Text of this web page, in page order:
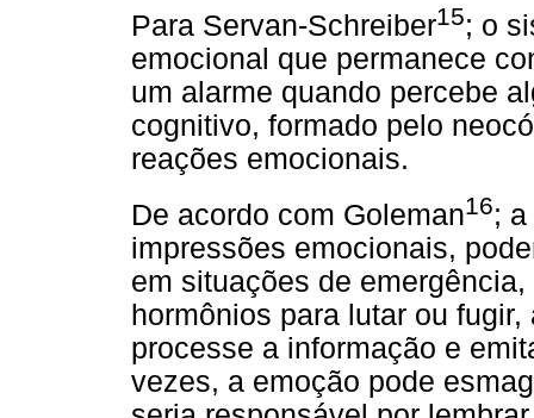
Para Servan-Schreiber15; o
emocional que permanece
um alarme quando percebe
cognitivo, formado pelo
reações emocionais.
De acordo com Goleman16;
impressões emocionais,
em situações de
hormônios para lutar ou
processe a informação e
vezes, a emoção pode